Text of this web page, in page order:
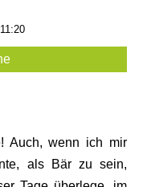
Auch, wenn ich mir
als Bär zu sein,